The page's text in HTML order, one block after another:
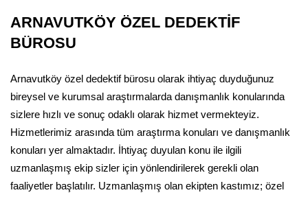
ARNAVUTKÖY ÖZEL DEDEKTİF
BÜROSU
Arnavutköy özel dedektif bürosu olarak ihtiyaç duyduğunuz
bireysel ve kurumsal araştırmalarda danışmanlık konularında
sizlere hızlı ve sonuç odaklı olarak hizmet vermekteyiz.
Hizmetlerimiz arasında tüm araştırma konuları ve danışmanlık
konuları yer almaktadır. İhtiyaç duyulan konu ile ilgili
uzmanlaşmış ekip sizler için yönlendirilerek gerekli olan
faaliyetler başlatılır. Uzmanlaşmış olan ekipten kastımız; özel